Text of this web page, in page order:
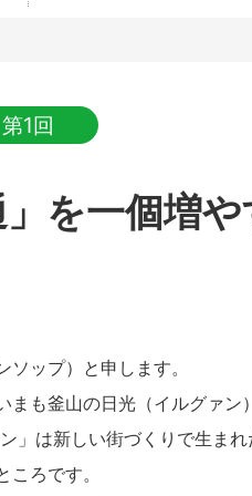
第1回
を一個増や
ップ）と申します。
も釜山の日光（イルグァン
」は新しい街づくりで生ま
ろです。